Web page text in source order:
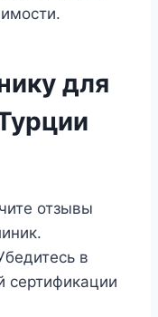
для
отзывы
в
сертификации